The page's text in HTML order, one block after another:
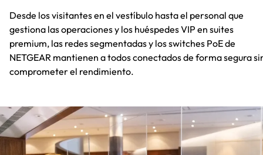
Desde los visitantes en el vestíbulo hasta el personal que
gestiona las operaciones y los huéspedes VIP en suites
premium, las redes segmentadas y los switches PoE de
NETGEAR mantienen a todos conectados de forma segura
comprometer el rendimiento.​